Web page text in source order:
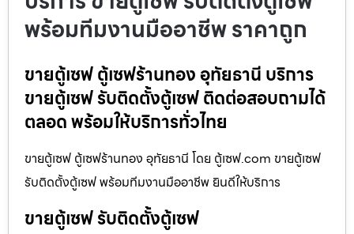
พร้อมทีมงานมืออาชีพ ราคาถูก
ขายตู้เซฟ ตู้เซฟร้านทอง อุทัยธานี บริการ
ขายตู้เซฟ รับติดตั้งตู้เซฟ ติดต่อสอบถามได้
ตลอด พร้อมให้บริการทั่วไทย
ขายตู้เซฟ ตู้เซฟร้านทอง อุทัยธานี โดย ตู้เซฟ.com ขายตู้เซฟ
รับติดตั้งตู้เซฟ พร้อมทีมงานมืออาชีพ ยินดีให้บริการ
ขายตู้เซฟ รับติดตั้งตู้เซฟ